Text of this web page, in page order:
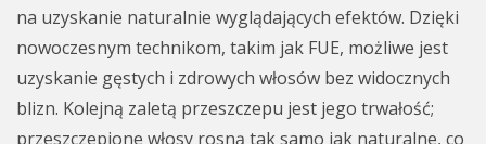
na uzyskanie naturalnie wyglądających efektów. Dzięki
nowoczesnym technikom, takim jak FUE, możliwe jest
uzyskanie gęstych i zdrowych włosów bez widocznych
blizn. Kolejną zaletą przeszczepu jest jego trwałość;
przeszczepione włosy rosną tak samo jak naturalne, co